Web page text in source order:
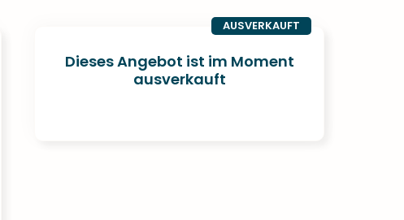
AUSVERKAUFT
Dieses Angebot ist im Moment
ausverkauft